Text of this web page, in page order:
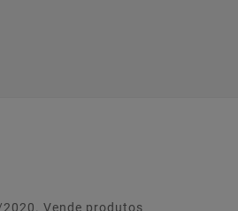
Vende produtos